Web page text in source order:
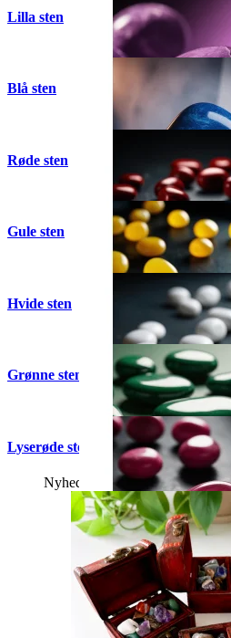
Lilla sten
Blå sten
Røde sten
Gule sten
Hvide sten
Grønne sten
Lyserøde sten
Nyhed Tilbud